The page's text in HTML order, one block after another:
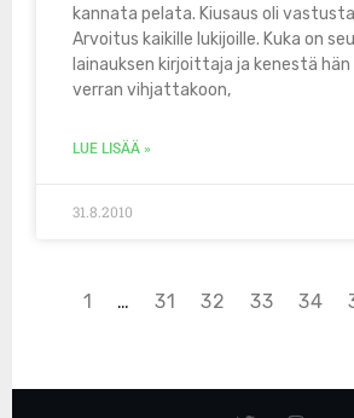
kannata pelata. Kiusaus oli
Arvoitus kaikille lukijoille. Kuka on
lainauksen kirjoittaja ja kenestä
verran vihjattakoon,
LUE LISÄÄ »
31.8.2010
1 … 31 32 33 34